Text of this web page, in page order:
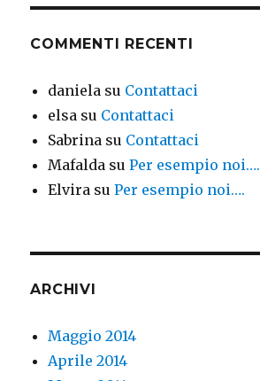
COMMENTI RECENTI
daniela su Contattaci
elsa su Contattaci
Sabrina su Contattaci
Mafalda suPer esempio noi….
Elvira suPer esempio noi….
ARCHIVI
Maggio 2014
Aprile 2014